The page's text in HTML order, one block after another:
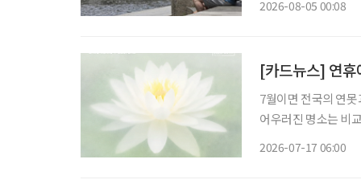
2026-08-05 00:08
[카드뉴스] 연
7월이면 전국의 연
어우러진 명소는 비
2026-07-17 06:00